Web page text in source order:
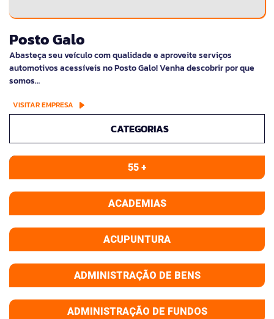
Posto Galo
Abasteça seu veículo com qualidade e aproveite serviços
automotivos acessíveis no Posto Galo! Venha descobrir por que
somos…
VISITAR EMPRESA
CATEGORIAS
55 +
ACADEMIAS
ACUPUNTURA
ADMINISTRAÇÃO DE BENS
ADMINISTRAÇÃO DE FUNDOS